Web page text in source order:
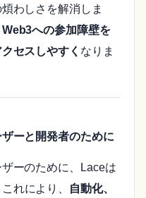
わしさを解消しま
Web3への参加障壁を
セスしやすく なりま
ーと開発者のために
ーのために、Laceは
れにより、
自動化、